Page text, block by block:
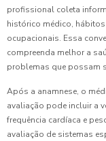
profissional coleta
histórico médico,
ocupacionais. Essa
compreenda melhor a
problemas que possam
Após a anamnese, o
avaliação pode incluir a
frequência cardíaca e
avaliação de sistemas